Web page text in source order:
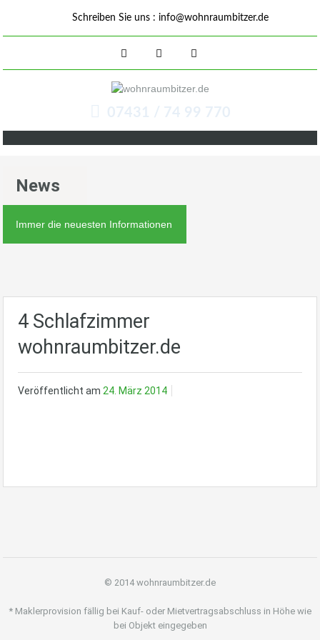
Schreiben Sie uns : info@wohnraumbitzer.de
07431 / 74 99 770
News
Immer die neuesten Informationen
4 Schlafzimmer
wohnraumbitzer.de
Veröffentlicht am 24. März 2014
© 2014 wohnraumbitzer.de
* Maklerprovision fällig bei Kauf- oder Mietvertragsabschluss in Höhe wie
bei Objekt eingegeben